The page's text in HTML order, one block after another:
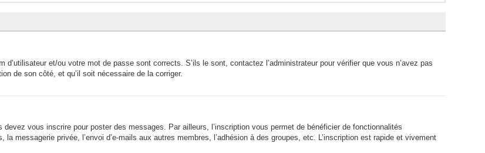
et/ou votre mot de passe sont corrects. S’ils le sont, contactez l’administrateur pour vérifier que vous n’avez pas
de son côté, et qu’il soit nécessaire de la corriger.
vous inscrire pour poster des messages. Par ailleurs, l’inscription vous permet de bénéficier de fonctionnalités
messagerie privée, l’envoi d’e-mails aux autres membres, l’adhésion à des groupes, etc. L’inscription est rapide et vivement